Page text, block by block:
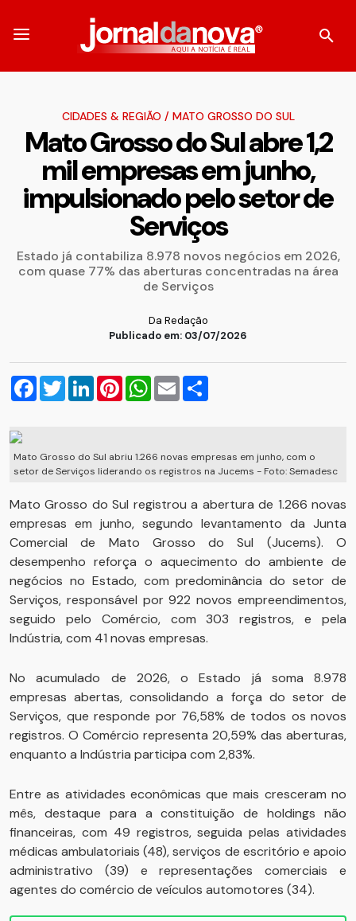
CIDADES & REGIÃO / MATO GROSSO DO SUL
Mato Grosso do Sul abre 1,2
mil empresas em junho,
impulsionado pelo setor de
Serviços
Estado já contabiliza 8.978 novos negócios em 2026,
com quase 77% das aberturas concentradas na área
de Serviços
Da Redação
Publicado em: 03/07/2026
Facebook
TwitterLinkedInPinterestWhatsApp
Email
Mato Grosso do Sul abriu 1.266 novas empresas em junho, com o
setor de Serviços liderando os registros na Jucems - Foto: Semadesc
Mato Grosso do Sul registrou a abertura de 1.266 novas
empresas em junho, segundo levantamento da Junta
Comercial de Mato Grosso do Sul (Jucems). O
desempenho reforça o aquecimento do ambiente de
negócios no Estado, com predominância do setor de
Serviços, responsável por 922 novos empreendimentos,
seguido pelo Comércio, com 303 registros, e pela
Indústria, com 41 novas empresas.
No acumulado de 2026, o Estado já soma 8.978
empresas abertas, consolidando a força do setor de
Serviços, que responde por 76,58% de todos os novos
registros. O Comércio representa 20,59% das aberturas,
enquanto a Indústria participa com 2,83%.
Entre as atividades econômicas que mais cresceram no
mês, destaque para a constituição de holdings não
financeiras, com 49 registros, seguida pelas atividades
médicas ambulatoriais (48), serviços de escritório e apoio
administrativo (39) e representações comerciais e
agentes do comércio de veículos automotores (34).